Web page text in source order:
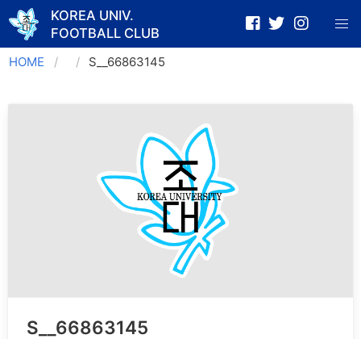
Skip
to
KOREA UNIV.
FOOTBALL CLUB
HOME S__66863145
S__66863145